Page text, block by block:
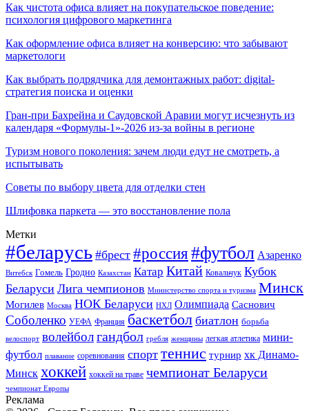
Как чистота офиса влияет на покупательское поведение:
психология цифрового маркетинга
Как оформление офиса влияет на конверсию: что забывают
маркетологи
Как выбрать подрядчика для демонтажных работ: digital-
стратегия поиска и оценки
Гран-при Бахрейна и Саудовской Аравии могут исчезнуть из
календаря «Формулы-1»-2026 из-за войны в регионе
Туризм нового поколения: зачем люди едут не смотреть, а
испытывать
Советы по выбору цвета для отделки стен
Шлифовка паркета — это восстановление пола
Метки
#беларусь #брест #россия#футбол Азаренко
Витебск Гомель Гродно Казахстан Катар Китай Ковальчук Кубок
Беларуси Лига чемпионов Министерство спорта и туризма Минск
Могилев Москва НОК Беларуси НХЛ Олимпиада Саснович
Соболенко УЕФА Франция баскетбол биатлон борьба
велоспорт волейболгандбол гребля женщины легкая атлетика мини-
футбол плавание соревнования спорт теннис турнир хк Динамо-
Минск хоккей хоккей на траве чемпионат Беларуси
чемпионат Европы
Реклама